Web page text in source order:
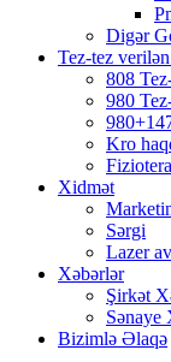
Digər
Tez-tez
808
980
Kro
Xidmət
Sərgi
Lazer
Xəbərlər
Şirkət
Sənaye
Bizimlə Əlaqə